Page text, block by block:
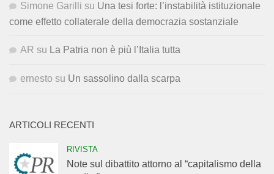
Simone Garilli su Una tesi forte: l’instabilità istituzionale
come effetto collaterale della democrazia sostanziale
AR su La Patria non è più l’Italia tutta
ernesto su Un sassolino dalla scarpa
ARTICOLI RECENTI
RIVISTA
Note sul dibattito attorno al “capitalismo della